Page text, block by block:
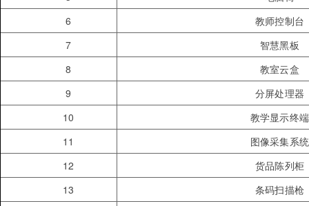
6
教师控制台
7
智慧黑板
8
教室云盒
9
分屏处理器
10
教学显示终端
11
图像采集系统
12
货品陈列柜
13
条码扫描枪